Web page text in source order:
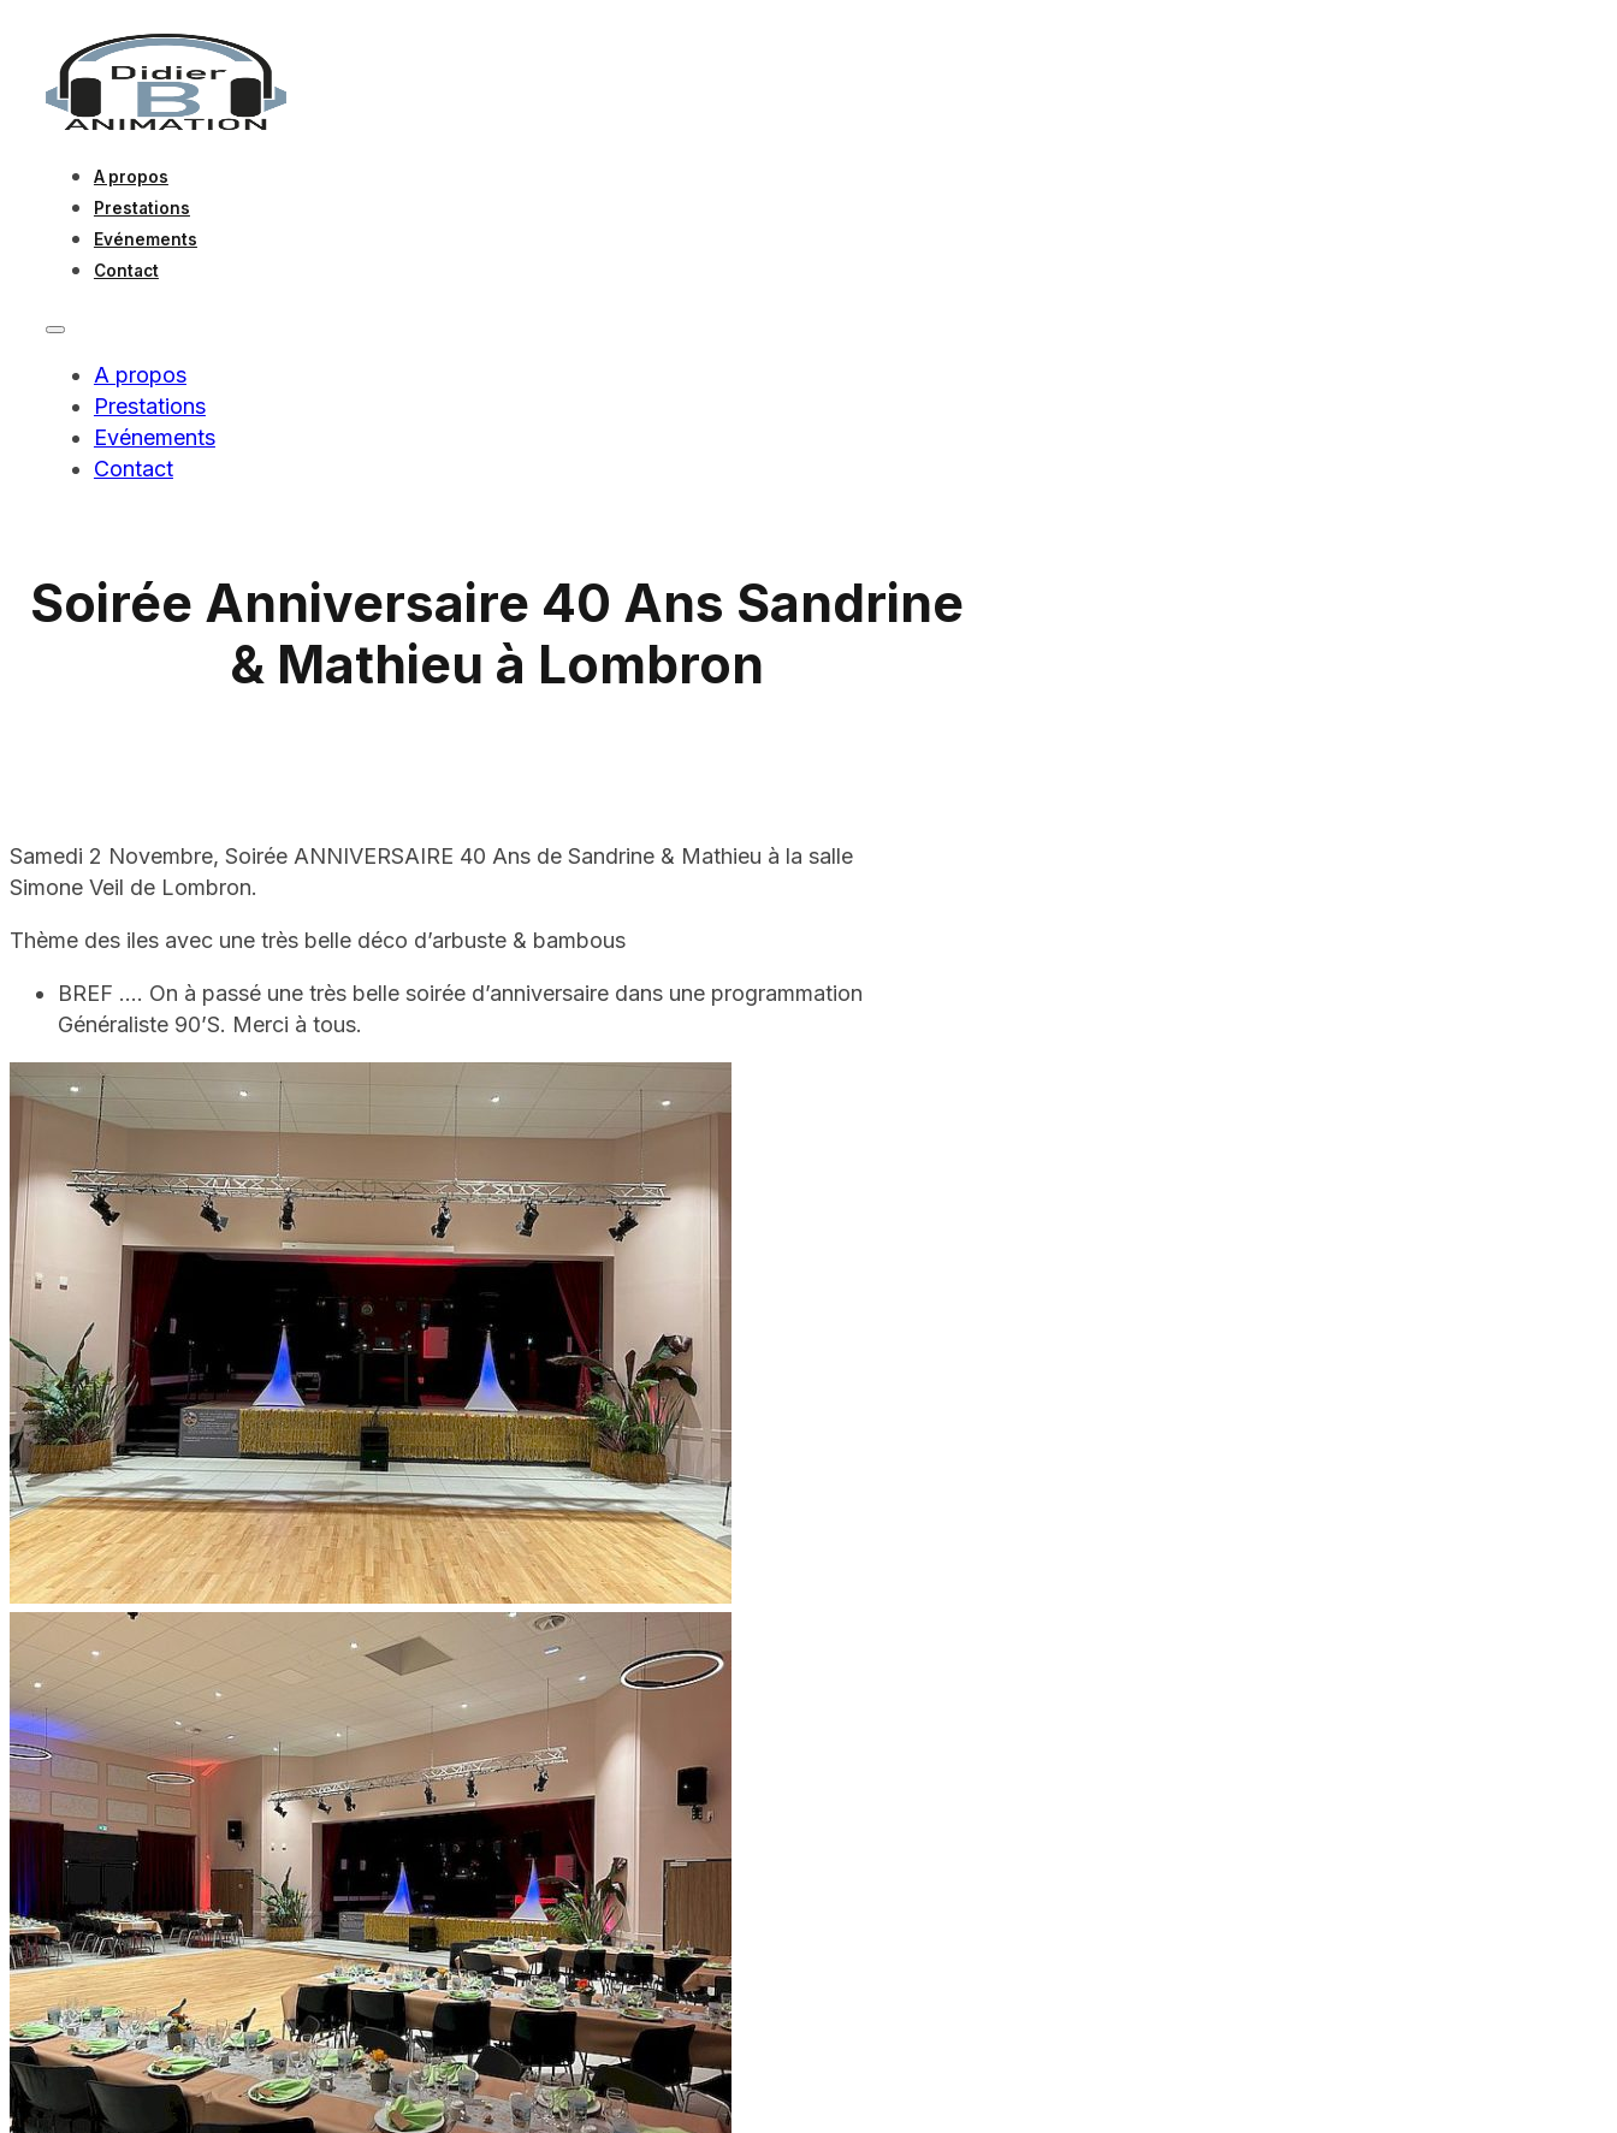
A propos
Prestations
Evénements
Contact
A propos
Prestations
Evénements
Contact
Soirée Anniversaire 40 Ans Sandrine
& Mathieu à Lombron
Samedi 2 Novembre, Soirée ANNIVERSAIRE 40 Ans de Sandrine & Mathieu à la salle
Simone Veil de Lombron.
Thème des iles avec une très belle déco d’arbuste & bambous
BREF …. On à passé une très belle soirée d’anniversaire dans une programmation
Généraliste 90’S. Merci à tous.